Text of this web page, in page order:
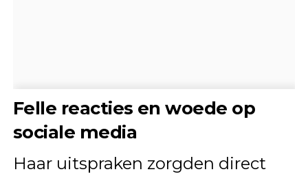
Felle reacties en woede op
sociale media
Haar uitspraken zorgden direct